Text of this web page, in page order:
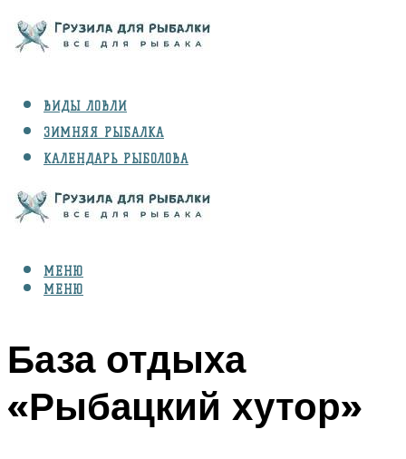
ВИДЫ ЛОВЛИ
ЗИМНЯЯ РЫБАЛКА
КАЛЕНДАРЬ РЫБОЛОВА
СНАРЯЖЕНИЕ
МЕНЮ
МЕНЮ
База отдыха
«Рыбацкий хутор»